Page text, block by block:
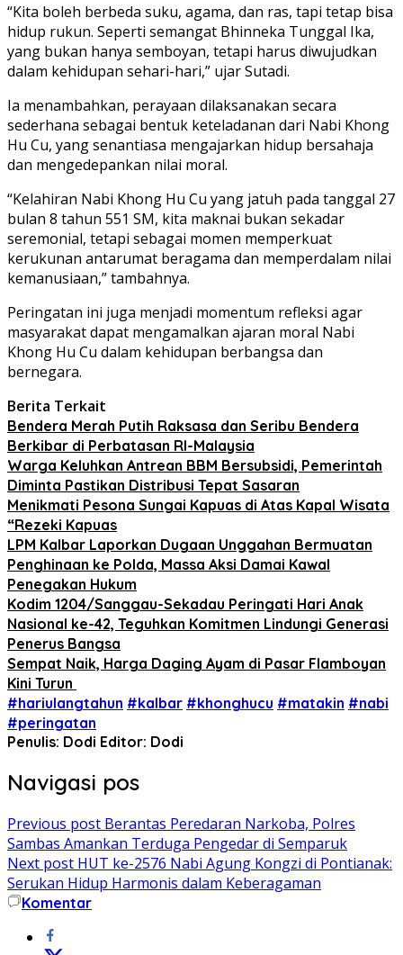
“Kita boleh berbeda suku, agama, dan ras, tapi tetap bisa
hidup rukun. Seperti semangat Bhinneka Tunggal Ika,
yang bukan hanya semboyan, tetapi harus diwujudkan
dalam kehidupan sehari-hari,” ujar Sutadi.
Ia menambahkan, perayaan dilaksanakan secara
sederhana sebagai bentuk keteladanan dari Nabi Khong
Hu Cu, yang senantiasa mengajarkan hidup bersahaja
dan mengedepankan nilai moral.
“Kelahiran Nabi Khong Hu Cu yang jatuh pada tanggal 27
bulan 8 tahun 551 SM, kita maknai bukan sekadar
seremonial, tetapi sebagai momen memperkuat
kerukunan antarumat beragama dan memperdalam nilai
kemanusiaan,” tambahnya.
Peringatan ini juga menjadi momentum refleksi agar
masyarakat dapat mengamalkan ajaran moral Nabi
Khong Hu Cu dalam kehidupan berbangsa dan
bernegara.
Berita Terkait
Bendera Merah Putih Raksasa dan Seribu Bendera
Berkibar di Perbatasan RI-Malaysia
Warga Keluhkan Antrean BBM Bersubsidi, Pemerintah
Diminta Pastikan Distribusi Tepat Sasaran
Menikmati Pesona Sungai Kapuas di Atas Kapal Wisata
“Rezeki Kapuas
LPM Kalbar Laporkan Dugaan Unggahan Bermuatan
Penghinaan ke Polda, Massa Aksi Damai Kawal
Penegakan Hukum
Kodim 1204/Sanggau-Sekadau Peringati Hari Anak
Nasional ke-42, Teguhkan Komitmen Lindungi Generasi
Penerus Bangsa
Sempat Naik, Harga Daging Ayam di Pasar Flamboyan
Kini Turun
#hariulangtahun #kalbar #khonghucu #matakin #nabi
#peringatan
Penulis: Dodi Editor: Dodi
Navigasi pos
Previous post Berantas Peredaran Narkoba, Polres
Sambas Amankan Terduga Pengedar di Semparuk
Next post HUT ke-2576 Nabi Agung Kongzi di Pontianak:
Serukan Hidup Harmonis dalam Keberagaman
Komentar